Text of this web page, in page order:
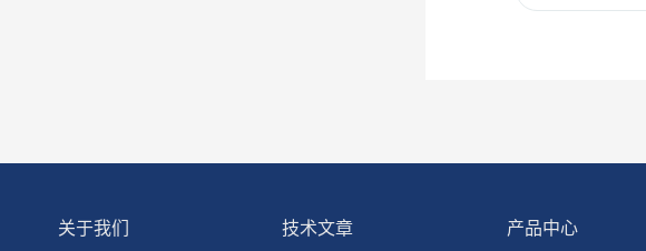
关于我们 技术文章 产品中心